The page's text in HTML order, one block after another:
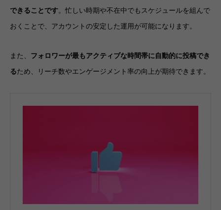
できることです。忙しい時期や不在中でもスケジュールを組んで
おくことで、アカウントの安定した運用が可能になります。
また、 フォロワーが最もアクティブな時間帯に自動的に投稿でき
るため、リーチ数やエンゲージメント率の向上が期待できます。